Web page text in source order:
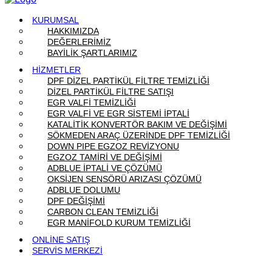
KURUMSAL
HAKKIMIZDA
DEĞERLERİMİZ
BAYİLİK ŞARTLARIMIZ
HİZMETLER
DPF DİZEL PARTİKÜL FİLTRE TEMİZLİĞİ
DİZEL PARTİKÜL FİLTRE SATIŞI
EGR VALFİ TEMİZLİĞİ
EGR VALFİ VE EGR SİSTEMİ İPTALİ
KATALİTİK KONVERTÖR BAKIM VE DEĞİŞİMİ
SÖKMEDEN ARAÇ ÜZERİNDE DPF TEMİZLİĞİ
DOWN PIPE EGZOZ REVİZYONU
EGZOZ TAMİRİ VE DEĞİŞİMİ
ADBLUE İPTALİ VE ÇÖZÜMÜ
OKSİJEN SENSÖRÜ ARIZASI ÇÖZÜMÜ
ADBLUE DOLUMU
DPF DEĞİŞİMİ
CARBON CLEAN TEMİZLİĞİ
EGR MANİFOLD KURUM TEMİZLİĞİ
ONLİNE SATIŞ
SERVİS MERKEZİ